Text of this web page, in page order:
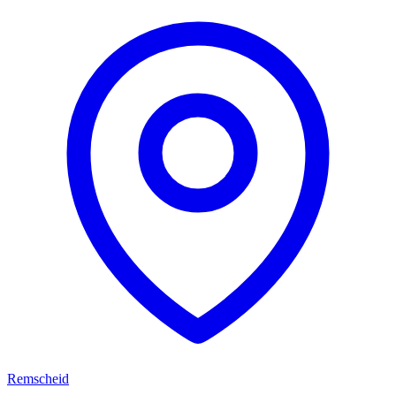
Remscheid